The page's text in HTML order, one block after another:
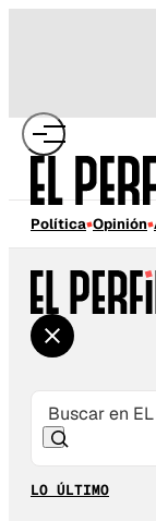
Política Opinión
LO ÚLTIMO